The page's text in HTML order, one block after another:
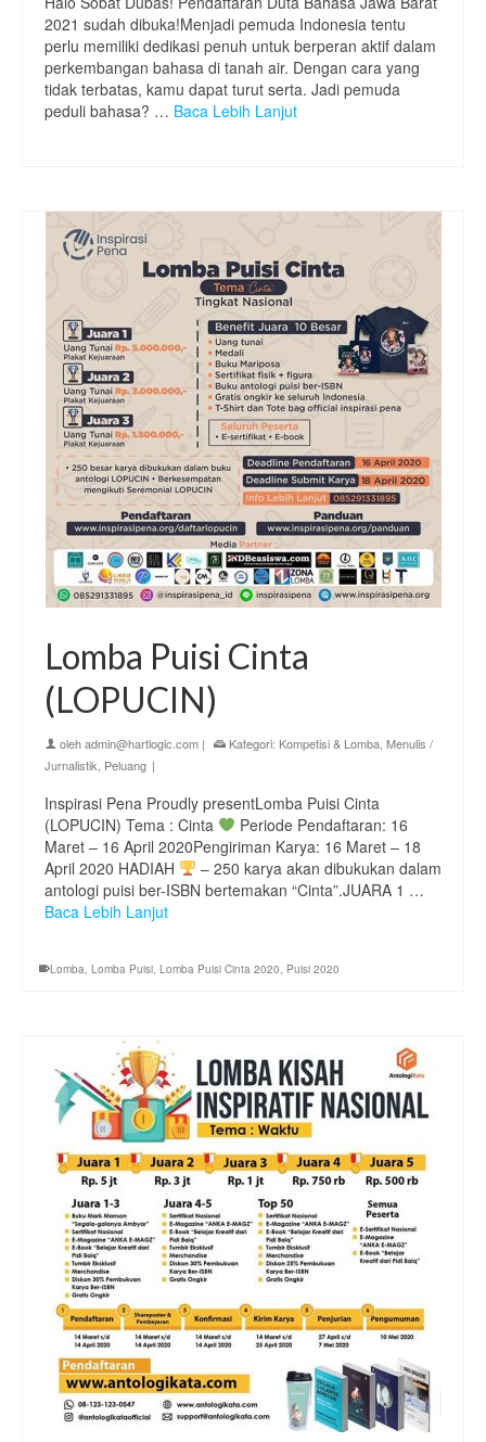
2021 sudah dibuka!Menjadi pemuda Indonesia tentu
perlu memiliki dedikasi penuh untuk berperan aktif dalam
perkembangan bahasa di tanah air. Dengan cara yang
tidak terbatas, kamu dapat turut serta. Jadi pemuda
peduli bahasa? … Baca Lebih Lanjut
Lomba Puisi Cinta
(LOPUCIN)
olehadmin@hartlogic.com | Kategori: Kompetisi & Lomba Menulis /
Jurnalistik Peluang |
Inspirasi Pena Proudly presentLomba Puisi Cinta
(LOPUCIN) Tema : Cinta
Periode Pendaftaran: 16
Maret – 16 April 2020Pengiriman Karya: 16 Maret – 18
April 2020 HADIAH
– 250 karya akan dibukukan dalam
antologi puisi ber-ISBN bertemakan “Cinta”.JUARA 1 …
Baca Lebih Lanjut
Lomba, Lomba Puisi, Lomba Puisi Cinta 2020, Puisi 2020